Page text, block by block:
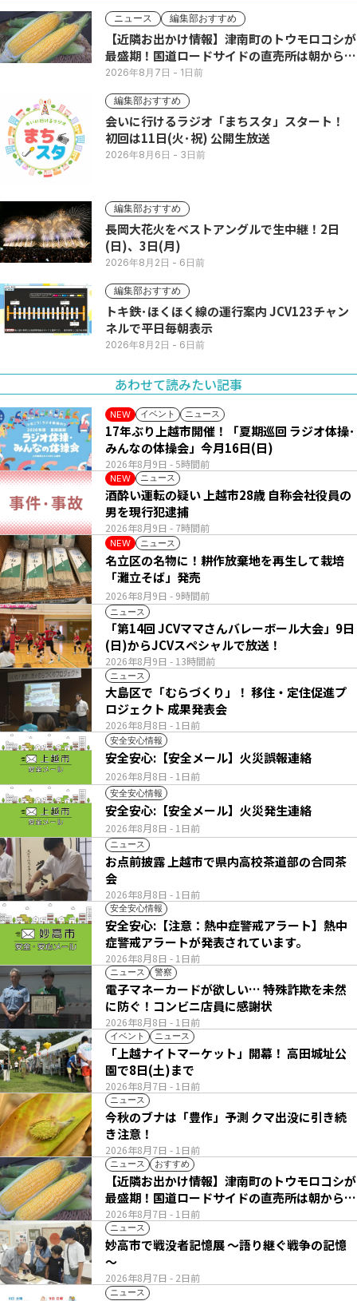
ニュース 編集部おすすめ
【近隣お出かけ情報】津南町のトウモロコシが
最盛期！国道ロードサイドの直売所は朝から長
い列
2026年8月7日 - 1日前
編集部おすすめ
会いに行けるラジオ「まちスタ」スタート！
初回は11日(火･祝) 公開生放送
2026年8月6日 - 3日前
編集部おすすめ
長岡大花火をベストアングルで生中継！2日
(日)、3日(月)
2026年8月2日 - 6日前
編集部おすすめ
トキ鉄･ほくほく線の運行案内 JCV123チャン
ネルで平日毎朝表示
2026年8月2日 - 6日前
あわせて読みたい記事
NEW イベント ニュース
2026年8月9日 - 5時間前
17年ぶり上越市開催！「夏期巡回 ラジオ体操･
みんなの体操会」今月16日(日)
NEW ニュース
2026年8月9日 - 7時間前
酒酔い運転の疑い 上越市28歳 自称会社役員の
男を現行犯逮捕
NEW ニュース
2026年8月9日 - 9時間前
名立区の名物に！耕作放棄地を再生して栽培
「灘立そば」発売
ニュース
2026年8月9日 - 13時間前
「第14回 JCVママさんバレーボール大会」9日
(日)からJCVスペシャルで放送！
ニュース
2026年8月8日 - 1日前
大島区で「むらづくり」！ 移住・定住促進プ
ロジェクト 成果発表会
安全安心情報
2026年8月8日 - 1日前
安全安心:【安全メール】火災誤報連絡
安全安心情報
2026年8月8日 - 1日前
安全安心:【安全メール】火災発生連絡
ニュース
2026年8月8日 - 1日前
お点前披露 上越市で県内高校茶道部の合同茶
会
安全安心情報
2026年8月8日 - 1日前
安全安心:【注意：熱中症警戒アラート】熱中
症警戒アラートが発表されています。
ニュース 警察
2026年8月8日 - 1日前
電子マネーカードが欲しい… 特殊詐欺を未然
に防ぐ！コンビニ店員に感謝状
イベント ニュース
2026年8月7日 - 1日前
「上越ナイトマーケット」開幕！ 高田城址公
園で8日(土)まで
ニュース
2026年8月7日 - 1日前
今秋のブナは「豊作」予測 クマ出没に引き続
き注意！
ニュース おすすめ
2026年8月7日 - 1日前
【近隣お出かけ情報】津南町のトウモロコシが
最盛期！国道ロードサイドの直売所は朝から長
い列
ニュース
2026年8月7日 - 2日前
妙高市で戦没者記憶展 ～語り継ぐ戦争の記憶
～
ニュース